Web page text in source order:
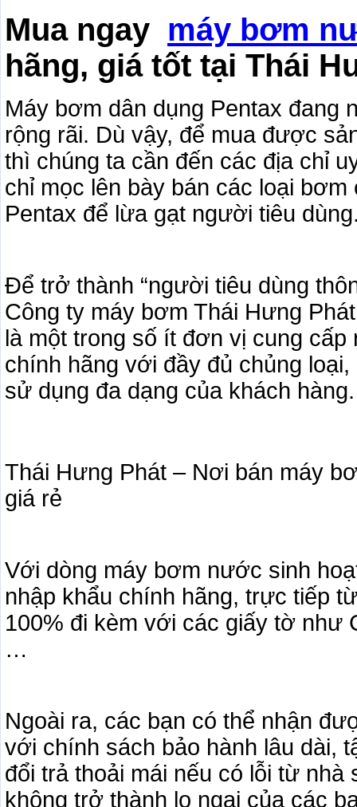
Mua ngay máy bơm
hãng, giá tốt tại Thái
Máy bơm dân dụng Pentax đang
rộng rãi. Dù vậy, để mua được
thì chúng ta cần đến các địa chỉ
chỉ mọc lên bày bán các loại
Pentax để lừa gạt người tiêu
Để trở thành “người tiêu dùng
Công ty máy bơm Thái Hưng
là một trong số ít đơn vị cung
chính hãng với đầy đủ chủng
sử dụng đa dạng của khách
Thái Hưng Phát – Nơi bán máy
giá rẻ
Với dòng máy bơm nước sinh
nhập khẩu chính hãng, trực tiếp
100% đi kèm với các giấy tờ như
…
Ngoài ra, các bạn có thể nhận
với chính sách bảo hành lâu dài,
đổi trả thoải mái nếu có lỗi từ
không trở thành lo ngại của các